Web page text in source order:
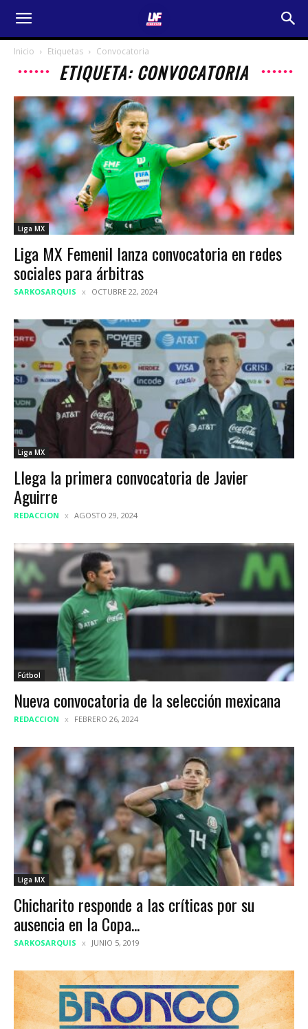
Inicio Etiquetas Convocatoria
ETIQUETA: CONVOCATORIA
Liga MX
Liga MX Femenil lanza convocatoria en redes
sociales para árbitras
SARKOSARQUIS OCTUBRE 22, 2024
Liga MX
Llega la primera convocatoria de Javier
Aguirre
REDACCION AGOSTO 29, 2024
Fútbol
Nueva convocatoria de la selección mexicana
REDACCION FEBRERO 26, 2024
Liga MX
Chicharito responde a las críticas por su
ausencia en la Copa...
SARKOSARQUIS JUNIO 5, 2019